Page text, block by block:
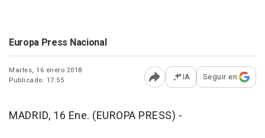
Europa Press Nacional
Martes, 16 enero 2018
Publicado: 17:55
Abrir opciones para
IA Seguir en
MADRID, 16 Ene. (EUROPA PRESS) -